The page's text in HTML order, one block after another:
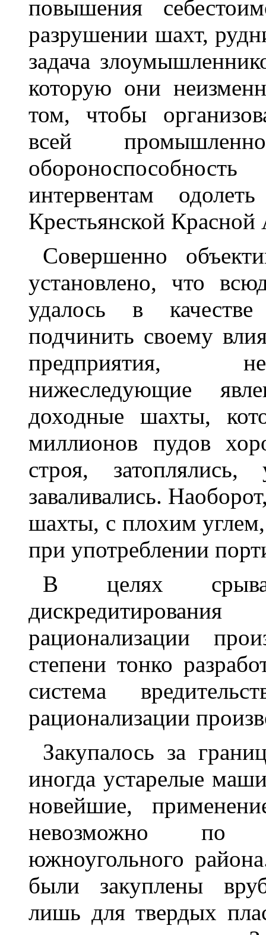
повышения
разрушении шахт,
задача
которую они
том, чтобы
всей
интервентам
Крестьянской
Совершенно
установлено, что
удалось в
подчинить своему
предприятия,
нижеследующие
доходные шахты,
миллионов пудов
строя,
заваливались.
шахты, с плохим
при употреблении
В целях
рационализации
степени тонко
система
рационализации
Закупалось за
иногда устарелые
новейшие,
невозможно по
южноугольного
были закуплены
лишь для твердых